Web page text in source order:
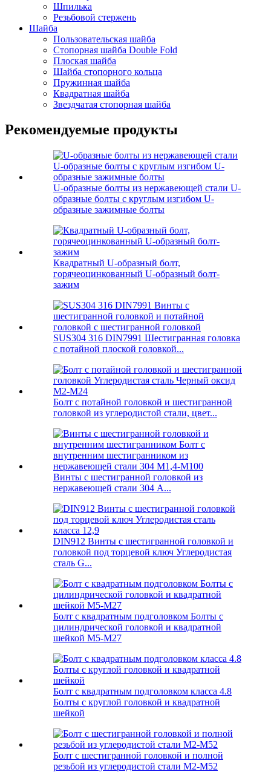
Шпилька
Резьбовой стержень
Шайба
Пользовательская шайба
Стопорная шайба Double Fold
Плоская шайба
Шайба стопорного кольца
Пружинная шайба
Квадратная шайба
Звездчатая стопорная шайба
Рекомендуемые продукты
U-образные болты из нержавеющей стали U-
образные болты с круглым изгибом U-
образные зажимные болты
Квадратный U-образный болт,
горячеоцинкованный U-образный болт-
зажим
SUS304 316 DIN7991 Шестигранная головка
с потайной плоской головкой...
Болт с потайной головкой и шестигранной
головкой из углеродистой стали, цвет...
Винты с шестигранной головкой из
нержавеющей стали 304 A...
DIN912 Винты с шестигранной головкой и
головкой под торцевой ключ Углеродистая
сталь G...
Болт с квадратным подголовком Болты с
цилиндрической головкой и квадратной
шейкой M5-M27
Болт с квадратным подголовком класса 4.8
Болты с круглой головкой и квадратной
шейкой
Болт с шестигранной головкой и полной
резьбой из углеродистой стали M2-M52